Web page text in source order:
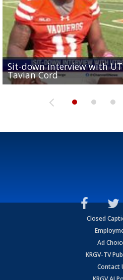
Sit-down interview with
Tavian Cord
Two-a-Day Tour 2026:
Two-a-Day Tour 2026: Port
UTRGV football ranks
and receiving votes in...
Two-a-Day Tour 2026:
Closed
Ad
KRGV-TV
Contact